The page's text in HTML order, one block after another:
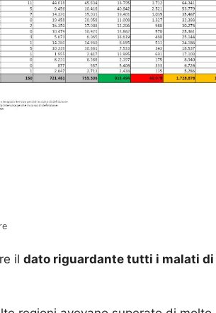
il dato riguardante tutti i malati di